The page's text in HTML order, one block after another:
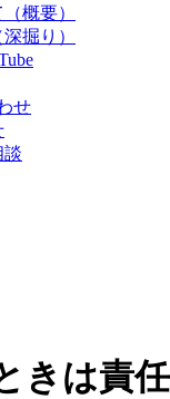
概要）
掘り）
せ
談
きは責